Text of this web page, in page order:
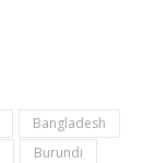
Bangladesh
Burundi